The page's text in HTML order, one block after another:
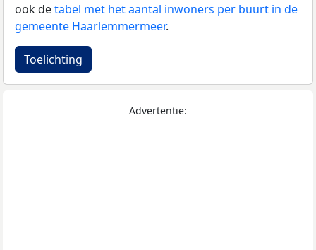
ook detabel met het aantal inwoners per buurt in de
gemeente Haarlemmermeer.
Toelichting
Advertentie: